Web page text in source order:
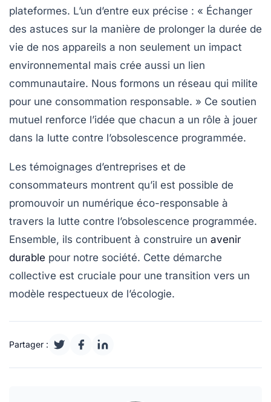
plateformes. L’un d’entre eux précise : « Échanger
des astuces sur la manière de prolonger la durée de
vie de nos appareils a non seulement un impact
environnemental mais crée aussi un lien
communautaire. Nous formons un réseau qui milite
pour une consommation responsable. » Ce soutien
mutuel renforce l’idée que chacun a un rôle à jouer
dans la lutte contre l’obsolescence programmée.
Les témoignages d’entreprises et de
consommateurs montrent qu’il est possible de
promouvoir un numérique éco-responsable à
travers la lutte contre l’obsolescence programmée.
Ensemble, ils contribuent à construire un avenir
durable pour notre société. Cette démarche
collective est cruciale pour une transition vers un
modèle respectueux de l’écologie.
Partager :